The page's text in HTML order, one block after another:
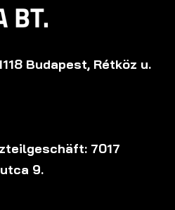
Budapest, Rétköz u.
7017
9.